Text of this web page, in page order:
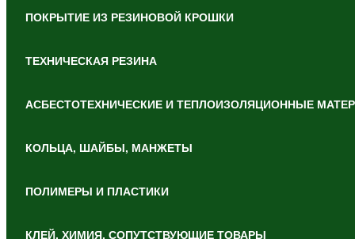
ПОКРЫТИЕ ИЗ РЕЗИНОВОЙ КРОШКИ
ТЕХНИЧЕСКАЯ РЕЗИНА
АСБЕСТОТЕХНИЧЕСКИЕ И ТЕПЛОИЗОЛЯЦИОННЫЕ
КОЛЬЦА, ШАЙБЫ, МАНЖЕТЫ
ПОЛИМЕРЫ И ПЛАСТИКИ
КЛЕЙ, ХИМИЯ, СОПУТСТВУЮЩИЕ ТОВАРЫ